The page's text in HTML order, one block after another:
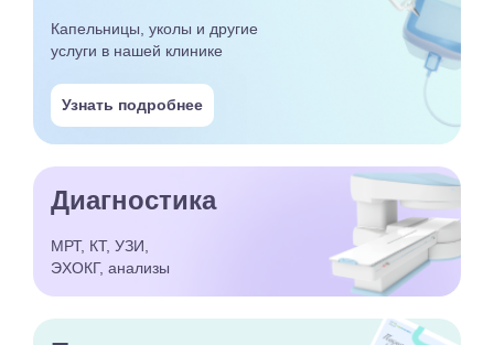
Капельницы, уколы и другие
услуги в нашей клинике
Узнать подробнее
Диагностика
МРТ, КТ, УЗИ,
ЭХОКГ, анализы